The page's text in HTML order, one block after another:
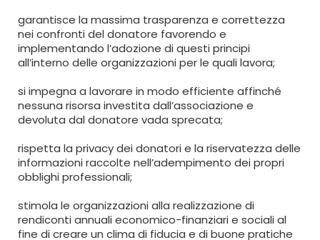
garantisce la massima trasparenza e correttezza
nei confronti del donatore favorendo e
implementando l’adozione di questi principi
all’interno delle organizzazioni per le quali lavora;
si impegna a lavorare in modo efficiente affinché
nessuna risorsa investita dall’associazione e
devoluta dal donatore vada sprecata;
rispetta la privacy dei donatori e la riservatezza delle
informazioni raccolte nell’adempimento dei propri
obblighi professionali;
stimola le organizzazioni alla realizzazione di
rendiconti annuali economico-finanziari e sociali al
fine di creare un clima di fiducia e di buone pratiche